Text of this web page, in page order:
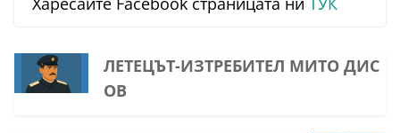
ЛЕТЕЦЪТ-ИЗТРЕБИТЕЛ МИТО ДИС
ОВ